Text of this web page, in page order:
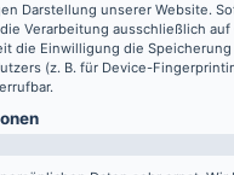
Darstellung unserer Website.
Verarbeitung ausschließlich auf
die Einwilligung die
(z. B. für Device-